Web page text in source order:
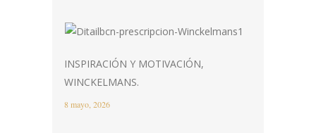
INSPIRACIÓN Y MOTIVACIÓN,
WINCKELMANS.
8 mayo, 2026